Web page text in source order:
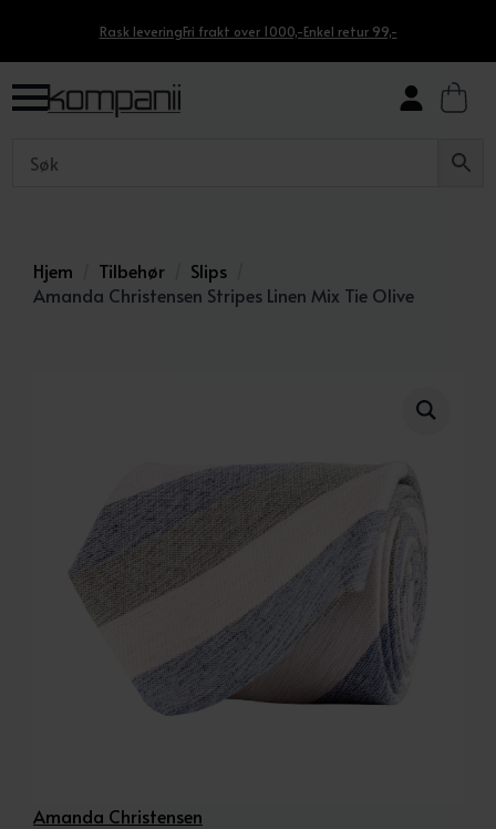
Rask leveringFri frakt over 1000,-Enkel retur 99,-
Hjem Tilbehør
Slips
Amanda Christensen Stripes Linen Mix Tie Olive
Amanda Christensen